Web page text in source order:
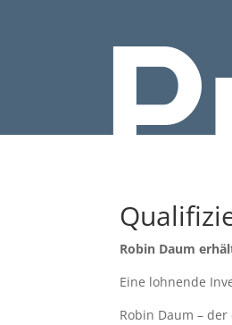
Robin Daum
Eine lohnende
Robin Daum –